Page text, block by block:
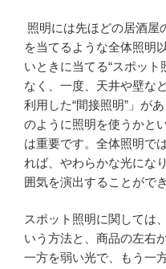
照明には先ほどの居酒屋
を当てるような全体照明
いときに当てる“スポッ
なく、一度、天井や壁な
利用した“間接照明”」が
のように照明を使うかと
は重要です。全体照明で
れば、やわらかな光にな
囲気を演出することができ
スポット照明に関しては
いう方法と、商品の左右
一方を弱い光で、もう一